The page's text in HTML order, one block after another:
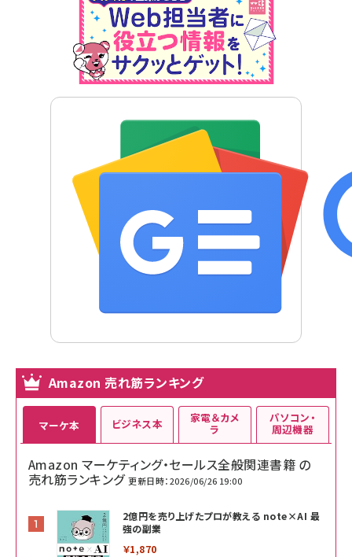
Amazon 売れ筋ランキング
マーケ本
Amazon マーケティング・セールス全般関連書籍 の
売れ筋ランキング 更新日時：2026/06/26 19:00
2億円を売り上げたプロが教える note×AI 最
強の副業
￥1,870
ビジネス本 家電＆カメ
ラ
パソコン・
周辺機器